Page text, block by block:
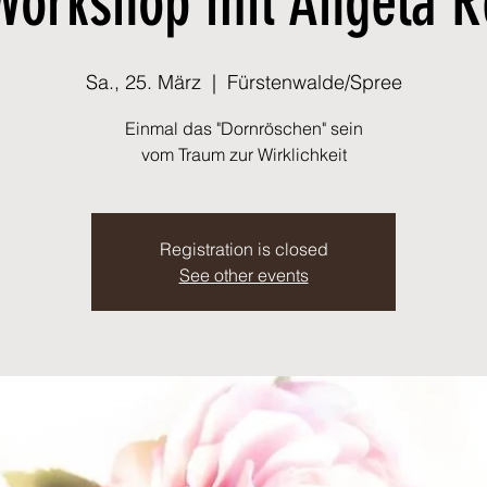
Sa., 25. März
  |
Fürstenwalde/Spree
Einmal das "Dornröschen" sein
vom Traum zur Wirklichkeit
Registration is closed
See other events